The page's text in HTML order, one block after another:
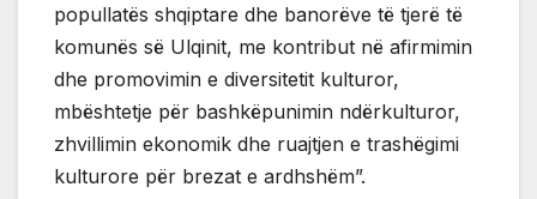
popullatës shqiptare dhe banorëve të tjerë të
komunës së Ulqinit, me kontribut në afirmimin
dhe promovimin e diversitetit kulturor,
mbështetje për bashkëpunimin ndërkulturor,
zhvillimin ekonomik dhe ruajtjen e trashëgimi
kulturore për brezat e ardhshëm”.